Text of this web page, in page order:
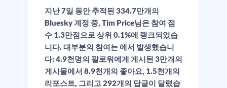
지난 7일 동안 추적된 334.7만개의
Bluesky 계정 중, Tim Price님은 참여 점
수 1.3만점으로 상위 0.1%에 랭크되었습
니다. 대부분의 참여는 에서 발생했습니
다: 4.9천명의 팔로워에게 게시된 3만개의
게시물에서 8.9천개의 좋아요, 1.5천개의
리포스트, 그리고 292개의 답글이 달렸습